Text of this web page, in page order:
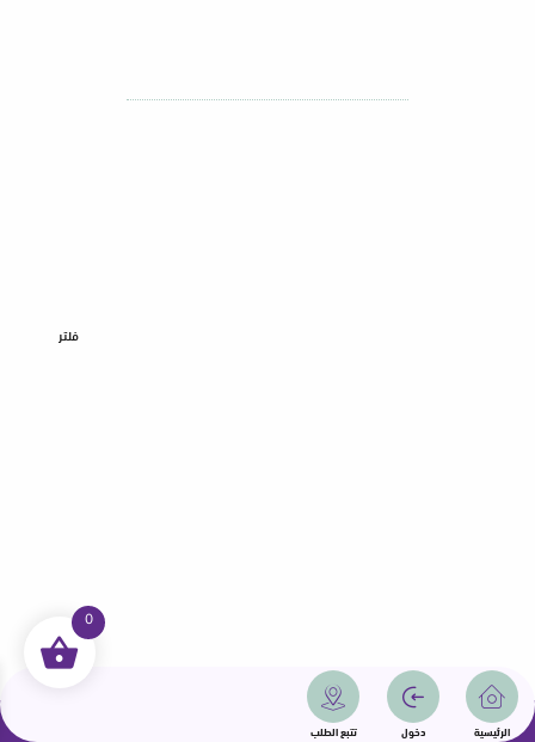
الرئيسية دخول تتبع الطلب
فلتر
جميع الحقوق محفوظة | سمامة 2025 | دولة قطر
0